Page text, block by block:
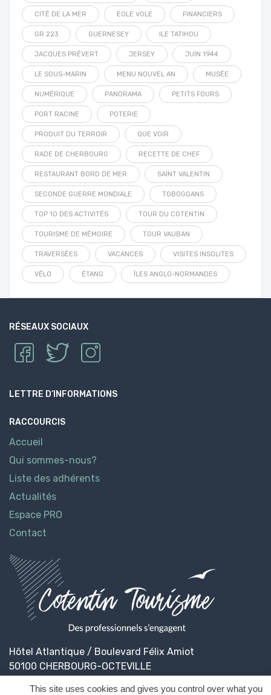
CITÉ DE LA MER EOLE VOLE FINANCIERS
GR 223 GUERNESEY ILE TATIHOU
JACQUES PRÉVERT JERSEY JUIN 1944
LE SOUS-MARIN MENU NOUVEL AN MUSÉE
NUMÉRIQUE PANORAMA PETITS FOURS
PORT RACINE POTERIE
PRODUIT DU TERROIR QUE VOIR
RADE DE CHERBOURG RECETTE DE CHEF
RESTAURANT BORD DE MER SAINT VALENTIN
SECONDE GUERRE MONDIALE TOBOGGANS
TOP 10 DES ACTIVITÉS TOUR DU COTENTIN
TOURISME DE MÉMOIRE TOUR VAUBAN
TRAVERSÉES VACANCES VISITES INSOLITES
VÉLO ÉTANG ÎLES ANGLO-NORMANDES
RÉSEAUX SOCIAUX
LETTRE D’INFORMATIONS
RACCOURCIS
Accueil
Qui sommes-nous?
Liste des adhérents
Actualités
Espace PRO
Contact
Hôtel Atlantique / Boulevard Félix Amiot
50100 CHERBOURG-OCTEVILLE
This site uses cookies and gives you control over what you